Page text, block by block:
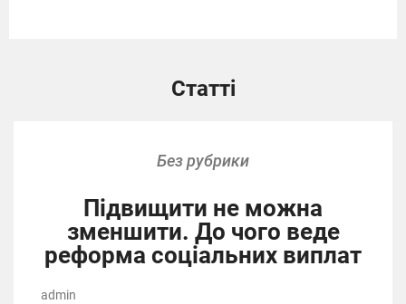
Статті
Без рубрики
Підвищити не можна
зменшити. До чого веде
реформа соціальних виплат
admin